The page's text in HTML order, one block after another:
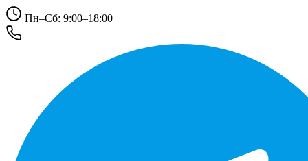
Пн–Сб: 9:00–18:00